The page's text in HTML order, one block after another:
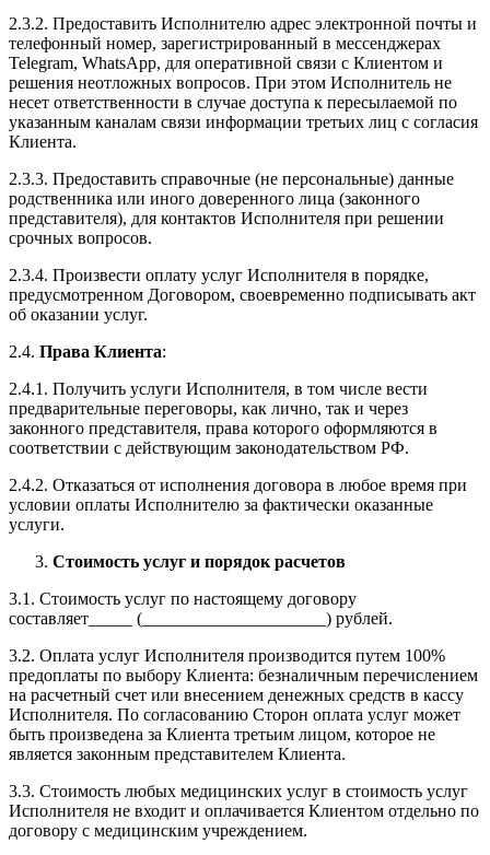
2.3.2. Предоставить Исполнителю адрес электронной почты и
телефонный номер, зарегистрированный в мессенджерах
Telegram, WhatsApp, для оперативной связи с Клиентом и
решения неотложных вопросов. При этом Исполнитель не
несет ответственности в случае доступа к пересылаемой по
указанным каналам связи информации третьих лиц с согласия
Клиента.
2.3.3. Предоставить справочные (не персональные) данные
родственника или иного доверенного лица (законного
представителя), для контактов Исполнителя при решении
срочных вопросов.
2.3.4. Произвести оплату услуг Исполнителя в порядке,
предусмотренном Договором, своевременно подписывать акт
об оказании услуг.
2.4. Права Клиента:
2.4.1. Получить услуги Исполнителя, в том числе вести
предварительные переговоры, как лично, так и через
законного представителя, права которого оформляются в
соответствии с действующим законодательством РФ.
2.4.2. Отказаться от исполнения договора в любое время при
условии оплаты Исполнителю за фактически оказанные
услуги.
Стоимость услуг и порядок расчетов
3.1. Стоимость услуг по настоящему договору
составляет_____ (_____________________) рублей.
3.2. Оплата услуг Исполнителя производится путем 100%
предоплаты по выбору Клиента: безналичным перечислением
на расчетный счет или внесением денежных средств в кассу
Исполнителя. По согласованию Сторон оплата услуг может
быть произведена за Клиента третьим лицом, которое не
является законным представителем Клиента.
3.3. Стоимость любых медицинских услуг в стоимость услуг
Исполнителя не входит и оплачивается Клиентом отдельно по
договору с медицинским учреждением.